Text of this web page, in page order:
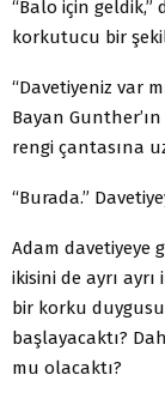
“Balo için geldik,”
korkutucu bir
“Davetiyeniz var
Bayan
rengi çantasına
“Burada.”
Adam davetiyeye
ikisini de ayrı
bir korku
başlayacaktı?
mu olacaktı?